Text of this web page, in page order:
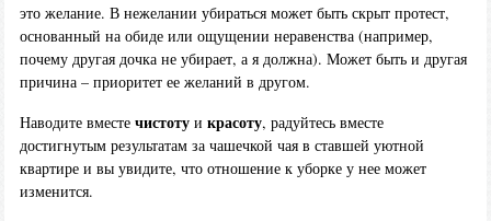
это желание. В нежелании убираться может быть скрыт протест,
основанный на обиде или ощущении неравенства (например,
почему другая дочка не убирает, а я должна). Может быть и другая
причина – приоритет ее желаний в другом.
Наводите вместе чистотуи красоту, радуйтесь вместе
достигнутым результатам за чашечкой чая в ставшей уютной
квартире и вы увидите, что отношение к уборке у нее может
изменится.